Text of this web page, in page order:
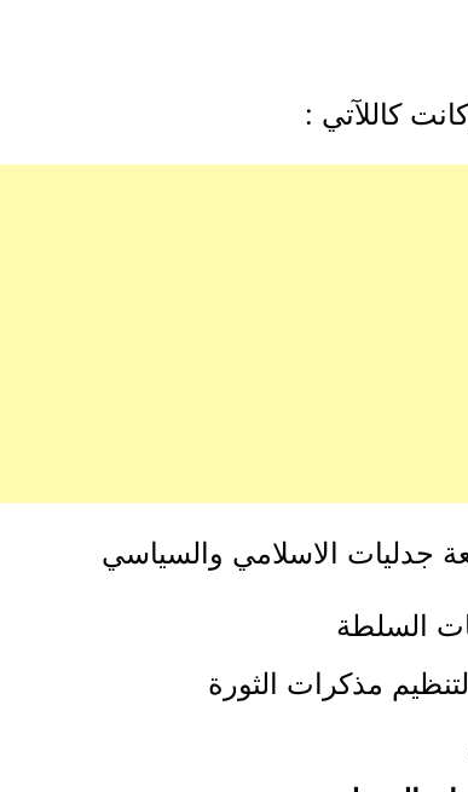
جدليات الاسلامي والسياسي
السلطة
مذكرات الثورة